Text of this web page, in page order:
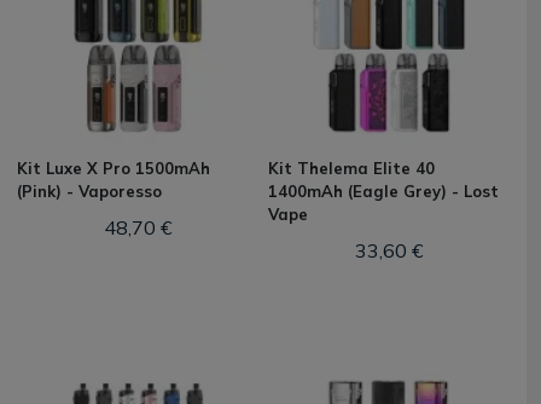
Kit Luxe X Pro 1500mAh
(Pink) - Vaporesso
48,70 €
Kit Thelema Elite 40
1400mAh (Eagle Grey) - Lost
Vape
33,60 €